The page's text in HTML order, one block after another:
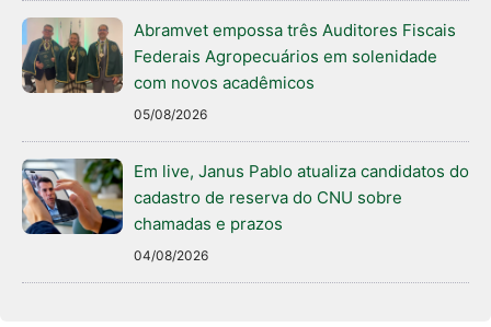
Abramvet empossa três Auditores Fiscais
Federais Agropecuários em solenidade
com novos acadêmicos
05/08/2026
Em live, Janus Pablo atualiza candidatos do
cadastro de reserva do CNU sobre
chamadas e prazos
04/08/2026